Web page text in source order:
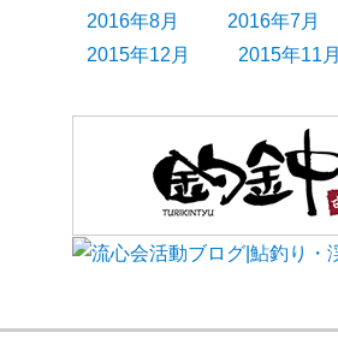
2016年8月
2016年7月
2015年12月
2015年11月